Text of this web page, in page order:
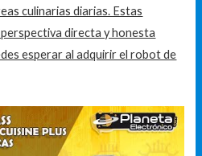
culinarias diarias. Estas
directa y honesta
esperar al adquirir el robot de